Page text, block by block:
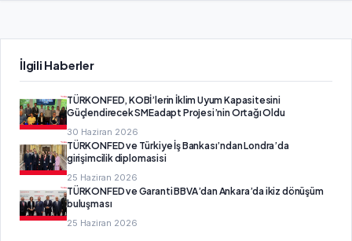
İlgili Haberler
TÜRKONFED, KOBİ’lerin İklim Uyum Kapasitesini
Güçlendirecek SMEadapt Projesi’nin Ortağı Oldu
30 Haziran 2026
TÜRKONFED ve Türkiye İş Bankası’ndan Londra’da
girişimcilik diplomasisi
25 Haziran 2026
TÜRKONFED ve Garanti BBVA’dan Ankara’da ikiz dönüşüm
buluşması
25 Haziran 2026